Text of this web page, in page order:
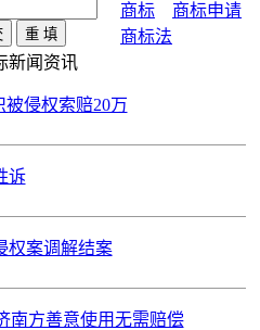
商标
商标申请
商标法
新闻资讯
被侵权索赔20万
诉
权案调解结案
南方善意使用无需赔偿